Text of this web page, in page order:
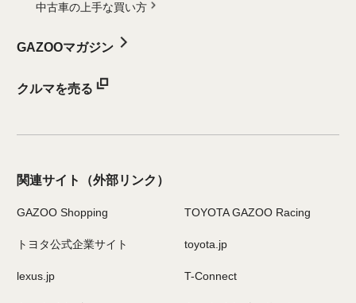
中古車の上手な買い方
GAZOOマガジン
クルマを売る
関連サイト （外部リンク）
GAZOO Shopping TOYOTA GAZOO Racing
トヨタ公式企業サイト toyota.jp
lexus.jp T-Connect